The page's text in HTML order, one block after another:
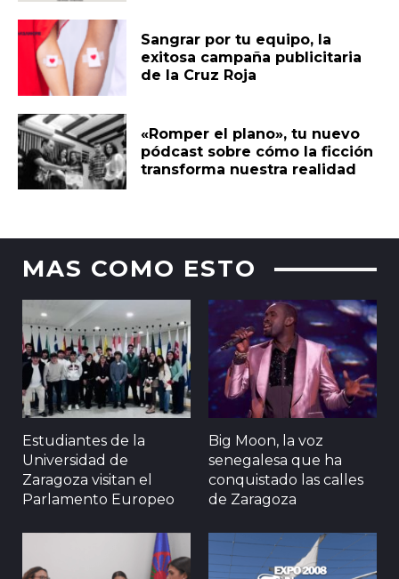
Sangrar por tu equipo, la
exitosa campaña publicitaria
de la Cruz Roja
«Romper el plano», tu nuevo
pódcast sobre cómo la ficción
transforma nuestra realidad
MAS COMO ESTO
Estudiantes de la
Universidad de
Zaragoza visitan el
Parlamento Europeo
Big Moon, la voz
senegalesa que ha
conquistado las calles
de Zaragoza